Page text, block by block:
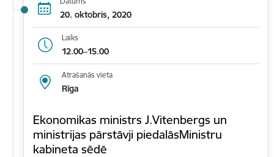
20. oktobris, 2020
Laiks
12.00–15.00
Atrašanās vieta
Rīga
Ekonomikas ministrs J.Vitenbergs un
ministrijas pārstāvji piedalāsMinistru
kabineta sēdē